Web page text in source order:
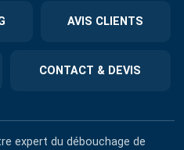
AVIS CLIENTS
CONTACT & DEVIS
expert du débouchage de